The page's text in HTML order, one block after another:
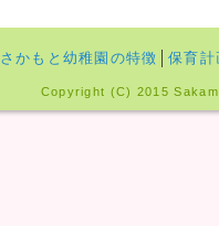
さかもと幼稚園の特徴 保育計
Copyright (C) 2015